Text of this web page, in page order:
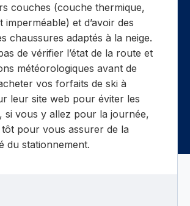
couches (couche thermique,
imperméable) et d’avoir des
chaussures adaptés à la neige.
de vérifier l’état de la route et
météorologiques avant de
vos forfaits de ski à
leur site web pour éviter les
si vous y allez pour la journée,
pour vous assurer de la
du stationnement.